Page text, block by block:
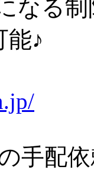
なる
能♪
手配